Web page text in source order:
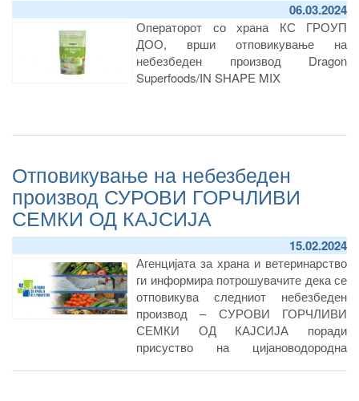
06.03.2024
Операторот со храна КС ГРОУП
ДОО, врши отповикување на
небезбеден производ Dragon
Superfoods/IN SHAPE MIX
Отповикување на небезбеден
производ СУРОВИ ГОРЧЛИВИ
СЕМКИ ОД КАЈСИЈА
15.02.2024
Агенцијата за храна и ветеринарство
ги информира потрошувачите дека се
отповикува следниот небезбеден
производ – СУРОВИ ГОРЧЛИВИ
СЕМКИ ОД КАЈСИЈА поради
присуство на цијановодородна